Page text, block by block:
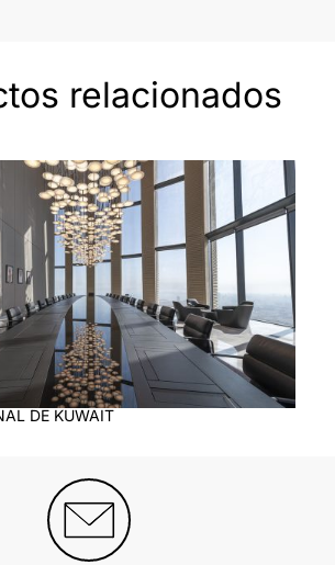
relacionados
DE KUWAIT